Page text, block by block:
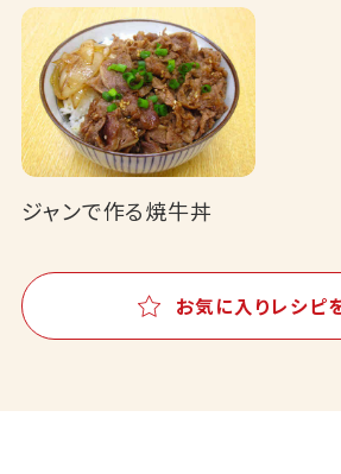
ジャンで作る焼牛丼
お気に入りレシピ